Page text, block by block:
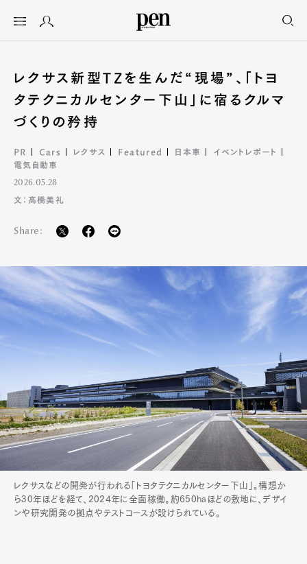
レクサス新型TZを生んだ“現場”、「トヨ
タテクニカルセンター下山」に宿るクルマ
づくりの矜持
PR Cars レクサス Featured 日本車
イベントレポート
電気自動車
2026.05.28
文：高橋美礼
Share:
レクサスなどの開発が行われる「トヨタテクニカルセンター下山」。構想か
ら30年ほどを経て、2024年に全面稼働。約650haほどの敷地に、デザイ
ンや研究開発の拠点やテストコースが設けられている。